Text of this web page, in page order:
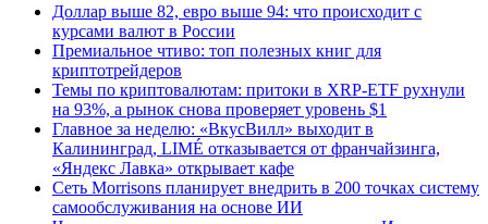
Доллар выше 82, евро выше 94: что происходит с
курсами валют в России
Премиальное чтиво: топ полезных книг для
криптотрейдеров
Темы по криптовалютам: притоки в XRP-ETF рухнули
на 93%, а рынок снова проверяет уровень $1
Главное за неделю: «ВкусВилл» выходит в
Калининград, LIMÉ отказывается от франчайзинга,
«Яндекс Лавка» открывает кафе
Сеть Morrisons планирует внедрить в 200 точках систему
самообслуживания на основе ИИ